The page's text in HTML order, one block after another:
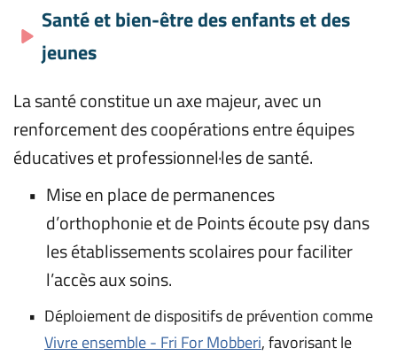
Santé et bien-être des enfants et des
jeunes
La santé constitue un axe majeur, avec un
renforcement des coopérations entre équipes
éducatives et professionnel·les de santé.
Mise en place de permanences
d’orthophonie et de Points écoute psy dans
les établissements scolaires pour faciliter
l’accès aux soins.
Vivre ensemble - Fri For Mobberi, favorisant le